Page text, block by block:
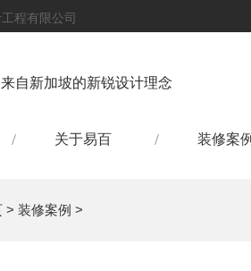
程有限公司
来自新加坡的新锐设计理念
关于易百 装修案
> 装修案例 >